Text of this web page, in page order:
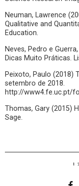
Neuman, Lawrence
Qualitative and
Education.
Neves, Pedro e
Dicas Muito Práticas.
Peixoto, Paulo (2018)
setembro de 2018.
http://www4.fe.uc.pt/
Thomas, Gary (2015)
Sage.